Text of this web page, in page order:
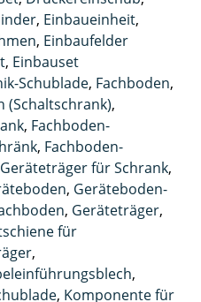
, Einbaueinheit,
, Einbaufelder
, Einbauset
Schublade, Fachboden,
(Schaltschrank),
, Fachboden-
, Fachboden-
für Schrank,
, Geräteboden-
, Geräteträger,
für
,
,
, Komponente für